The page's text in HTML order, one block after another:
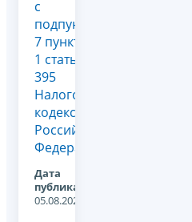
с
подпунктом
7 пункта
1 статьи
395
Налогового
кодекса
Российской
Федерации
Дата
публикации:
05.08.2026